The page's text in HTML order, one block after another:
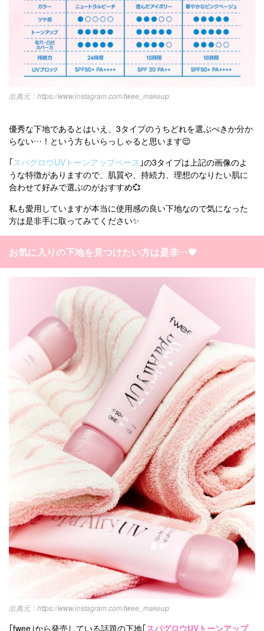
https://www.instagram.com/fwee_makeup
優秀な下地であるとはいえ、3タイプのうちどれを選ぶべきか分か
らない…！という方もいらっしゃると思います😌
｢スパグロウUVトーンアップベース ｣の3タイプは上記の画像のよ
うな特徴がありますので、肌質や、持続力、理想のなりたい肌に
合わせて好みで選ぶのがおすすめ💞
私も愛用していますが本当に使用感の良い下地なので気になった
方は是非手に取ってみてください✨️
お気に入りの下地を見つけたい方は是非…💗
https://www.instagram.com/fwee_makeup
｢fwee｣から発売している話題の下地｢スパグロウUVトーンアップ